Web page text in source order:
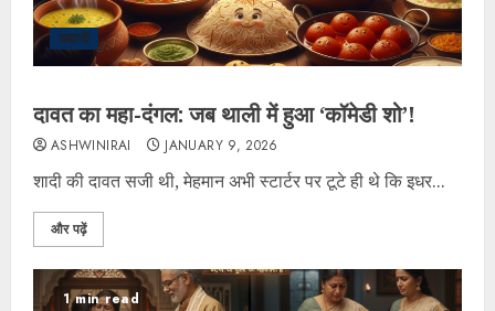
कहानी
दावत का महा-दंगल: जब थाली में हुआ ‘कॉमेडी शो’!
ASHWINIRAI JANUARY 9, 2026
शादी की दावत सजी थी, मेहमान अभी स्टार्टर पर टूटे ही थे कि इधर...
और पढ़ें
1 min read